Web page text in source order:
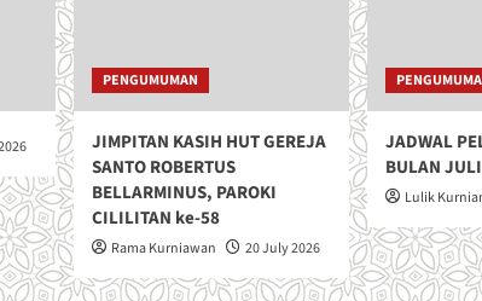
PENGUMUMAN
JIMPITAN KASIH HUT GEREJA
SANTO ROBERTUS
BELLARMINUS, PAROKI
CILILITAN ke-58
Rama Kurniawan 20 July 2026
JADWAL
BULAN
Lulik